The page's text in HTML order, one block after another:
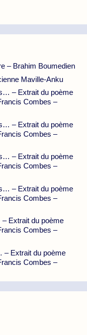
– Brahim Boumedien
Maville-Anku
– Extrait du poème
Combes –
– Extrait du poème
Combes –
– Extrait du poème
Combes –
– Extrait du poème
Combes –
Extrait du poème
Combes –
– Extrait du poème
Combes –